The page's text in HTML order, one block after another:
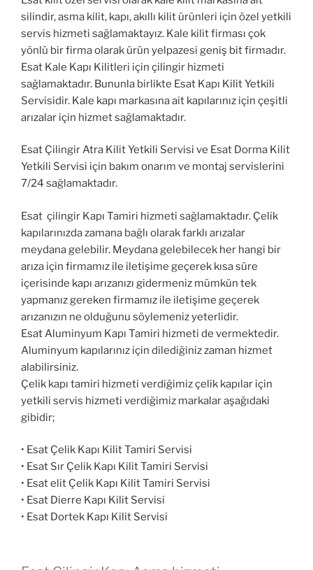
silindir, asma kilit, kapı, akıllı kilit ürünleri için özel yetkili
servis hizmeti sağlamaktayız. Kale kilit firması çok
yönlü bir firma olarak ürün yelpazesi geniş bit firmadır.
Esat Kale Kapı Kilitleri için çilingir hizmeti
sağlamaktadır. Bununla birlikte Esat Kapı Kilit Yetkili
Servisidir. Kale kapı markasına ait kapılarınız için çeşitli
arızalar için hizmet sağlamaktadır.
Esat Çilingir Atra Kilit Yetkili Servisi ve Esat Dorma Kilit
Yetkili Servisi için bakım onarım ve montaj servislerini
7/24 sağlamaktadır.
Esat çilingir Kapı Tamiri hizmeti sağlamaktadır. Çelik
kapılarınızda zamana bağlı olarak farklı arızalar
meydana gelebilir. Meydana gelebilecek her hangi bir
arıza için firmamız ile iletişime geçerek kısa süre
içerisinde kapı arızanızı gidermeniz mümkün tek
yapmanız gereken firmamız ile iletişime geçerek
arızanızın ne olduğunu söylemeniz yeterlidir.
Esat Aluminyum Kapı Tamiri hizmeti de vermektedir.
Aluminyum kapılarınız için dilediğiniz zaman hizmet
alabilirsiniz.
Çelik kapı tamiri hizmeti verdiğimiz çelik kapılar için
yetkili servis hizmeti verdiğimiz markalar aşağıdaki
gibidir;
• Esat Çelik Kapı Kilit Tamiri Servisi
• Esat Sır Çelik Kapı Kilit Tamiri Servisi
• Esat elit Çelik Kapı Kilit Tamiri Servisi
• Esat Dierre Kapı Kilit Servisi
• Esat Dortek Kapı Kilit Servisi